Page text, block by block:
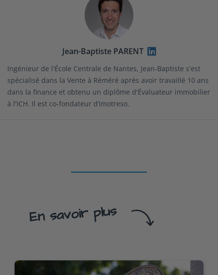
Jean-Baptiste PARENT
Ingénieur de l'École Centrale de Nantes, Jean-Baptiste s'est
spécialisé dans la Vente à Réméré après avoir travaillé 10 ans
dans la finance et obtenu un diplôme d'Évaluateur immobilier
à l'ICH. Il est co-fondateur d’Imotreso.
En savoir plus